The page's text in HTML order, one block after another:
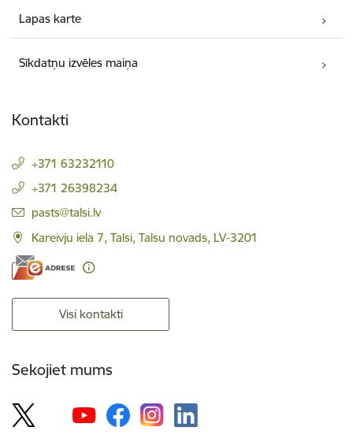
Lapas karte
Sīkdatņu izvēles maiņa
Kontakti
+371 63232110
+371 26398234
E-pasts:
pasts@talsi.lv
Kareivju iela 7, Talsi, Talsu novads, LV-3201
Visi kontakti
Sekojiet mums